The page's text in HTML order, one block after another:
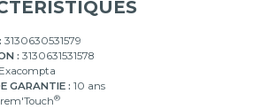
3130630531579
: 3130631531578
Exacompta
GARANTIE : 10 ans
®